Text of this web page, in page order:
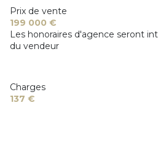
cave
balcon
accès handicapé
Prix de vente
199 000 €
Les honoraires d'agence seront
du vendeur
Charges
137 €